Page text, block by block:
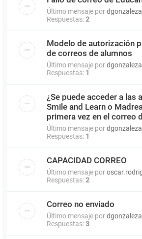
Último mensaje por
Respuestas:2
Modelo de autorización
de correos de alumnos
Último mensaje por
Respuestas: 1
¿Se puede acceder a las
Smile and Learn o
primera vez en el correo
Último mensaje por
Respuestas: 1
CAPACIDAD CORREO
Último mensaje por
Respuestas:2
Correo no enviado
Último mensaje por
Respuestas:3